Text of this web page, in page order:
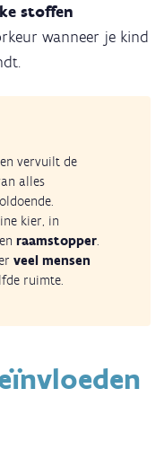
stoffen
wanneer je kind
vervuilt de
alles
kier, in
raamstopper.
veel mensen
ruimte.